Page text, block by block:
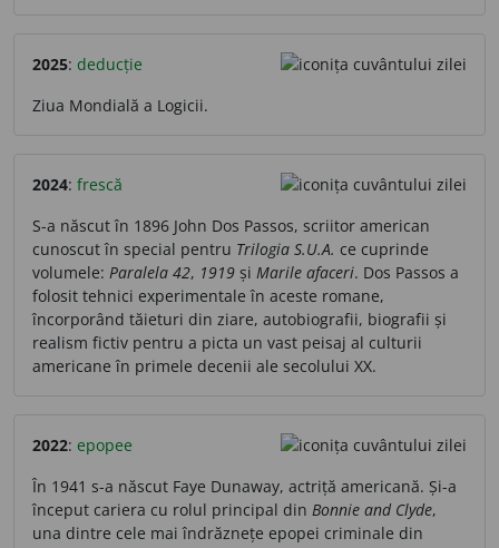
2025: deducție
Ziua Mondială a Logicii.
2024: frescă
S-a născut în 1896 John Dos Passos, scriitor american
cunoscut în special pentru Trilogia S.U.A. ce cuprinde
volumele: Paralela 42, 1919 și Marile afaceri. Dos Passos a
folosit tehnici experimentale în aceste romane,
încorporând tăieturi din ziare, autobiografii, biografii și
realism fictiv pentru a picta un vast peisaj al culturii
americane în primele decenii ale secolului XX.
2022: epopee
În 1941 s-a născut Faye Dunaway, actriță americană. Și-a
început cariera cu rolul principal din Bonnie and Clyde,
una dintre cele mai îndrăznețe epopei criminale din